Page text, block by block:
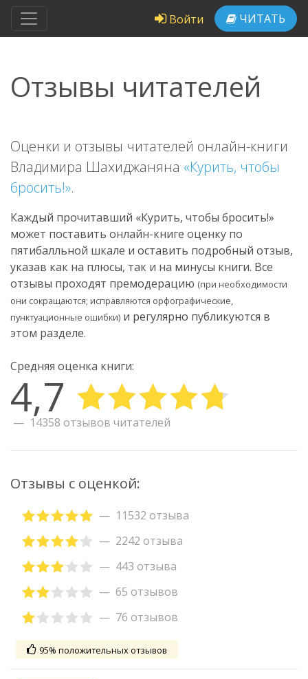
Войти ЧИТАТЬ
Отзывы читателей
Оценки и отзывы читателей онлайн-книги
Владимира Шахиджаняна «Курить, чтобы
бросить!».
Каждый прочитавший «Курить, чтобы бросить!»
может поставить онлайн-книге оценку по
пятибалльной шкале и оставить подробный отзыв,
указав как на плюсы, так и на минусы книги. Все
отзывы проходят премодерацию (при необходимости
они сокращаются; исправляются орфографические,
пунктуационные ошибки) и регулярно публикуются в
этом разделе.
Средняя оценка книги:
4,7
14358 отзывов читателей
Отзывы с оценкой:
11532 отзыва
2242 отзыва
443 отзыва
65 отзывов
76 отзывов
95% положительных отзывов